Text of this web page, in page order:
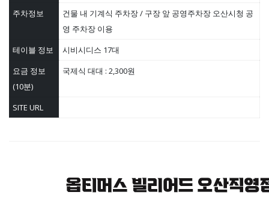
주차정보
건물 내 기계식 주차장 / 구장 앞 공영주차장 오산시청 공
영 주차장 이용
테이블 정보
시비시디스 17대
요금 정보
(10분)
국제식 대대 : 2,300원
SITE URL